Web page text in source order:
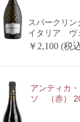
スパークリン
イタリア ヴ
￥2,100 (税
アンティカ
ソ （赤）